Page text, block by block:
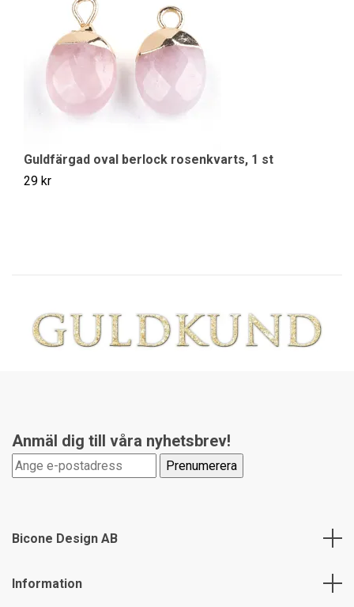
Guldfärgad oval berlock rosenkvarts, 1 st
29 kr
Anmäl dig till våra nyhetsbrev!
Bicone Design AB
Information